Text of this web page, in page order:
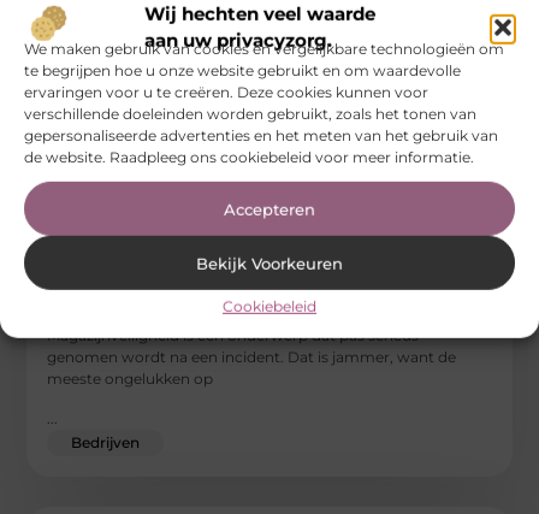
Wij hechten veel waarde
aan uw privacyzorg.
We maken gebruik van cookies en vergelijkbare technologieën om
te begrijpen hoe u onze website gebruikt en om waardevolle
ervaringen voor u te creëren. Deze cookies kunnen voor
verschillende doeleinden worden gebruikt, zoals het tonen van
gepersonaliseerde advertenties en het meten van het gebruik van
de website. Raadpleeg ons cookiebeleid voor meer informatie.
Accepteren
Bekijk Voorkeuren
Cookiebeleid
Het risico van handmatige palletstapeling en
beschadigd hout
Magazijnveiligheid is een onderwerp dat pas serieus
genomen wordt na een incident. Dat is jammer, want de
meeste ongelukken op
Bedrijven